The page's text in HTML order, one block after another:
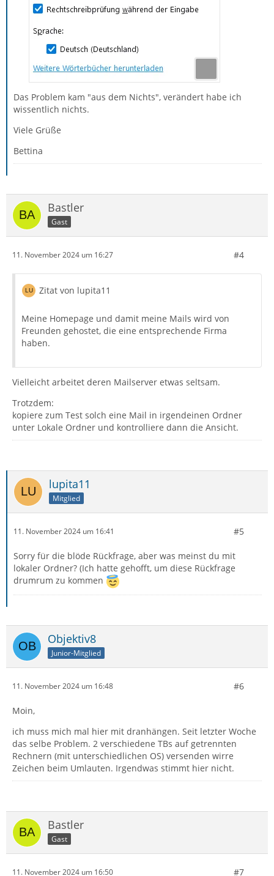
Das Problem kam "aus dem Nichts", verändert habe ich
wissentlich nichts.
Viele Grüße
Bettina
Bastler
Gast
11. November 2024 um 16:27 #4
Zitat von lupita11
Meine Homepage und damit meine Mails wird von
Freunden gehostet, die eine entsprechende Firma
haben.
Vielleicht arbeitet deren Mailserver etwas seltsam.
Trotzdem:
kopiere zum Test solch eine Mail in irgendeinen Ordner
unter Lokale Ordner und kontrolliere dann die Ansicht.
lupita11
Mitglied
11. November 2024 um 16:41 #5
Sorry für die blöde Rückfrage, aber was meinst du mit
lokaler Ordner? (Ich hatte gehofft, um diese Rückfrage
drumrum zu kommen
Objektiv8
Junior-Mitglied
11. November 2024 um 16:48 #6
Moin,
ich muss mich mal hier mit dranhängen. Seit letzter Woche
das selbe Problem. 2 verschiedene TBs auf getrennten
Rechnern (mit unterschiedlichen OS) versenden wirre
Zeichen beim Umlauten. Irgendwas stimmt hier nicht.
Bastler
Gast
11. November 2024 um 16:50 #7